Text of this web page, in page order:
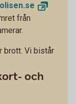
se
från
brott. Vi bistår
och